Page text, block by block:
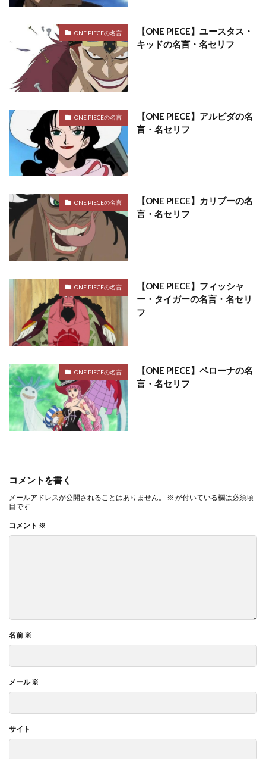
ONE PIECEの名言
【ONE PIECE】ユースタス・
キッドの名言・名セリフ
ONE PIECEの名言
【ONE PIECE】アルビダの名
言・名セリフ
ONE PIECEの名言
【ONE PIECE】カリブーの名
言・名セリフ
ONE PIECEの名言
【ONE PIECE】フィッシャ
ー・タイガーの名言・名セリ
フ
ONE PIECEの名言
【ONE PIECE】ペローナの名
言・名セリフ
コメントを書く
メールアドレスが公開されることはありません。 ※ が付いている欄は必須項
目です
コメント ※
名前 ※
メール※
サイト